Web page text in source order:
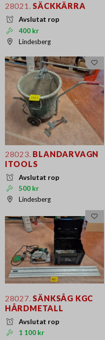
28021. SÄCKKÄRRA
Avslutat rop
400 kr
Lindesberg
28023. BLANDARVAGN
ITOOLS
Avslutat rop
500 kr
Lindesberg
28027. SÄNKSÅG KGC
HÅRDMETALL
Avslutat rop
1 100 kr